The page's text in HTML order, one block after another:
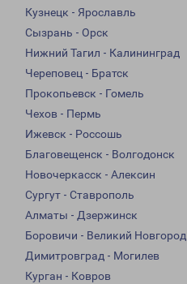
Кузнецк - Ярославль
Сызрань - Орск
Нижний Тагил - Калининград
Череповец - Братск
Прокопьевск - Гомель
Чехов - Пермь
Ижевск - Россошь
Благовещенск - Волгодонск
Новочеркасск - Алексин
Сургут - Ставрополь
Алматы - Дзержинск
Боровичи - Великий Новгород
Димитровград - Могилев
Курган - Ковров